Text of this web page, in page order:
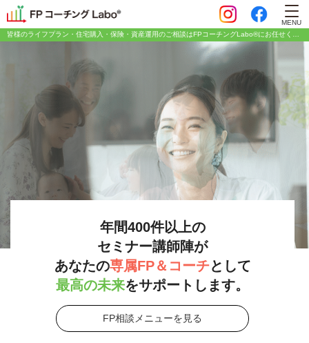
MENU
年間400件以上の
セミナー講師陣が
あなたの専属FP＆コーチとして
最高の未来をサポートします。
FP相談メニューを見る